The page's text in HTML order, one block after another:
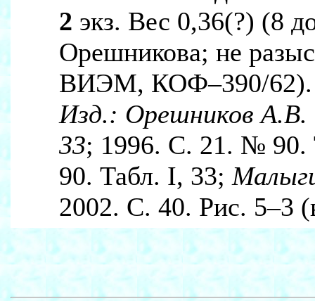
2 экз. Вес 0,36(?) (8
Орешникова; не
ВИЭМ, КОФ–390/62).
Изд.: Орешников А.В.
33; 1996. С. 21. №
90. Табл. I, 33;
2002. С. 40. Рис. 5–3